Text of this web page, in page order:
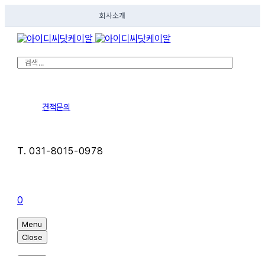
회사소개
견적문의
T. 031-8015-0978
0
Menu
Close